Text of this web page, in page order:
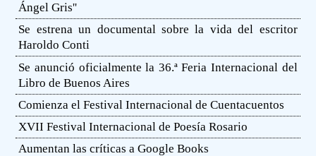
Ángel Gris''
Se estrena un documental sobre la vida del escritor
Haroldo Conti
Se anunció oficialmente la 36.ª Feria Internacional del
Libro de Buenos Aires
Comienza el Festival Internacional de Cuentacuentos
XVII Festival Internacional de Poesía Rosario
Aumentan las críticas a Google Books